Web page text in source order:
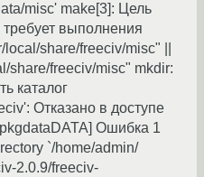
misc' make[3]: Цель
выполнения
share/freeciv/misc" ||
share/freeciv/misc" mkdir:
каталог
Отказано в доступе
Ошибка 1
`/home/admin/
2.0.9/freeciv-